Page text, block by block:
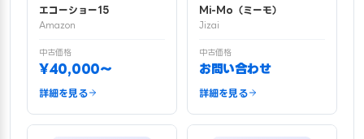
エコーショー15
Amazon
中古価格
¥40,000〜
詳細を見る
Mi-Mo（ミーモ）
Jizai
中古価格
お問い合わせ
詳細を見る